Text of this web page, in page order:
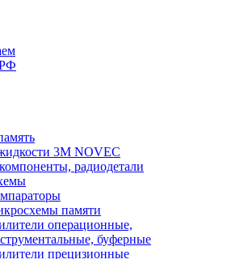
3M NOVEC
радиодетали
памяти
операционные,
буферные
прецизионные